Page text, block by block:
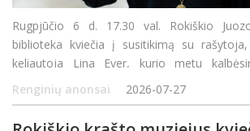
Rugpjūčio 6 d. 17.30 val. Rokiškio
biblioteka kviečia į susitikimą su
keliautoja Lina Ever, kurio metu
kūrybinį kelią, keliones ir naujausią
„Pakeleiviai“
Renginių anonsai 2026-07-27